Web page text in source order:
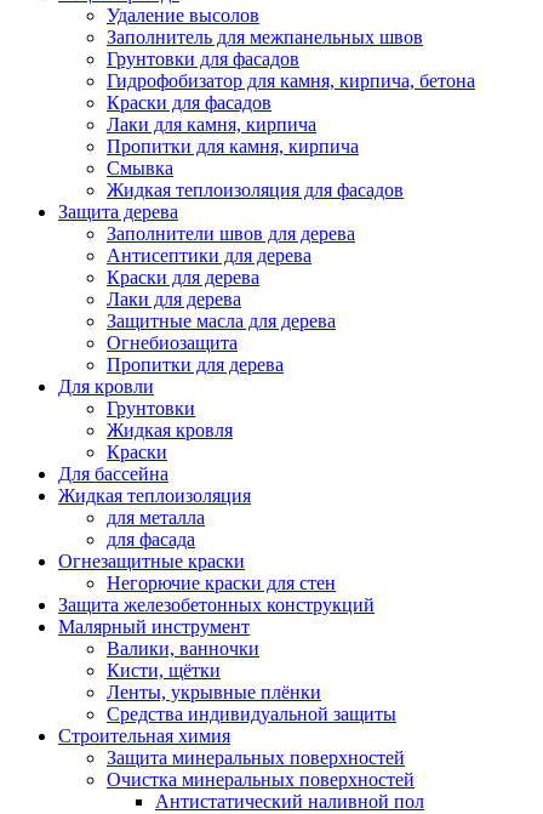
Удаление высолов
Заполнитель для межпанельных швов
Грунтовки для фасадов
Гидрофобизатор для камня, кирпича, бетона
Краски для фасадов
Лаки для камня, кирпича
Пропитки для камня, кирпича
Смывка
Жидкая теплоизоляция для фасадов
Защита дерева
Заполнители швов для дерева
Антисептики для дерева
Краски для дерева
Лаки для дерева
Защитные масла для дерева
Огнебиозащита
Пропитки для дерева
Для кровли
Грунтовки
Жидкая кровля
Краски
Для бассейна
Жидкая теплоизоляция
для металла
для фасада
Огнезащитные краски
Негорючие краски для стен
Защита железобетонных конструкций
Малярный инструмент
Валики, ванночки
Кисти, щётки
Ленты, укрывные плёнки
Средства индивидуальной защиты
Строительная химия
Защита минеральных поверхностей
Очистка минеральных поверхностей
Антистатический наливной пол